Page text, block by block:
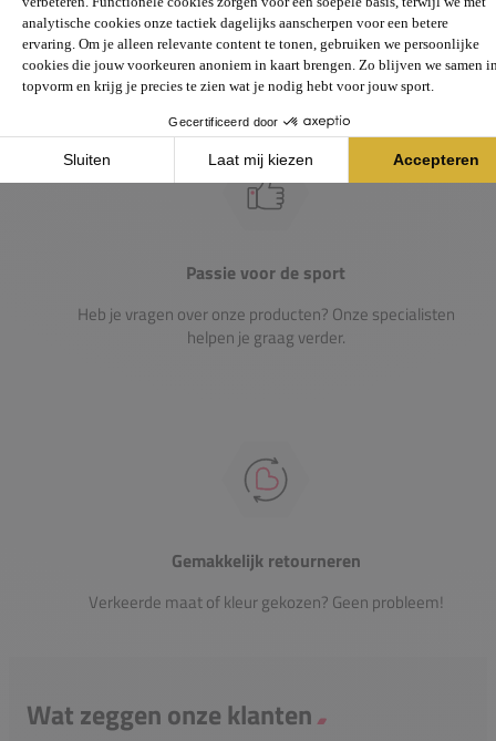
Gigantisch assortiment met meer dan 21.000+
artikelen
Passie voor de sport
Heb je vragen over onze producten? Onze specialisten
helpen je graag verder.
Gemakkelijk retourneren
Verkeerde maat of kleur gekozen? Geen probleem!
Wat zeggen onze klanten